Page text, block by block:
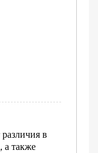
в
а также